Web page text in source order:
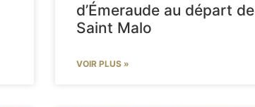
d’Émeraude au départ de
Saint Malo
VOIR PLUS »